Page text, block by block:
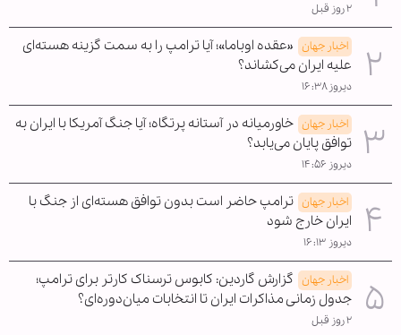
۲ روز قبل
اخبار جهان «عقده اوباما»؛ آیا ترامپ را به سمت گزینه هسته‌ای
علیه ایران می‌کشاند؟
دیروز ۱۶:۳۸
اخبار جهان خاورمیانه در آستانه پرتگاه؛ آیا جنگ آمریکا با ایران به
توافق پایان می‌یابد؟
دیروز ۱۴:۵۶
اخبار جهان ترامپ حاضر است بدون توافق هسته‌ای از جنگ با
ایران خارج شود
دیروز ۱۶:۱۳
اخبار جهان گزارش گاردین: کابوس ترسناک کارتر برای ترامپ؛
جدول زمانی مذاکرات ایران تا انتخابات میان‌دوره‌ای؟
۲ روز قبل